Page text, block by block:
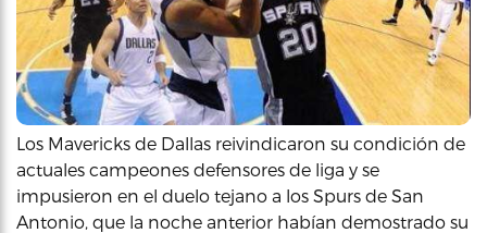
Los Mavericks de Dallas reivindicaron su condición de
actuales campeones defensores de liga y se
impusieron en el duelo tejano a los Spurs de San
Antonio, que la noche anterior habían demostrado su